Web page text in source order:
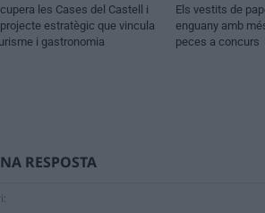
les Cases del Castell i
estratègic que vincula
i gastronomia
Els vestits de
enguany amb
peces a concurs
RESPOSTA